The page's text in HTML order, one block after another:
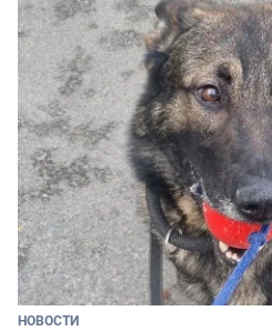
НОВОСТИ